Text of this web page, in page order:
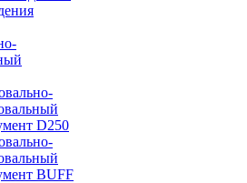
D250
BUFF